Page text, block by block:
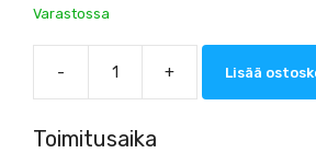
Varastossa
-
Lounasrasia
Mini
+ Lisää
Toimitusaika